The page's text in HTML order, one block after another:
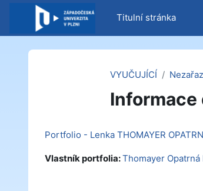
Přejít k hlavnímu obsahu
Titulní stránka
VYUČUJÍCÍ
Informace
Portfolio - Lenka THOMAYER
Vlastník portfolia:Thomayer Opatrná